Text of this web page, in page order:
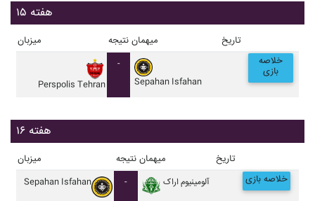
هفته ۱۵
میزبان نتیجه میهمان تاریخ
Perspolis Tehran
-
Sepahan Isfahan
خلاصه
بازی
هفته ۱۶
میزبان نتیجه میهمان تاریخ
Sepahan Isfahan - آلومينيوم اراک خلاصه بازی